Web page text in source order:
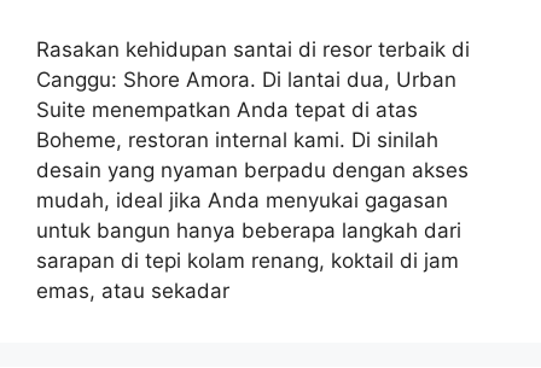
Rasakan kehidupan santai di resor terbaik di
Canggu: Shore Amora. Di lantai dua, Urban
Suite menempatkan Anda tepat di atas
Boheme, restoran internal kami. Di sinilah
desain yang nyaman berpadu dengan akses
mudah, ideal jika Anda menyukai gagasan
untuk bangun hanya beberapa langkah dari
sarapan di tepi kolam renang, koktail di jam
emas, atau sekadar